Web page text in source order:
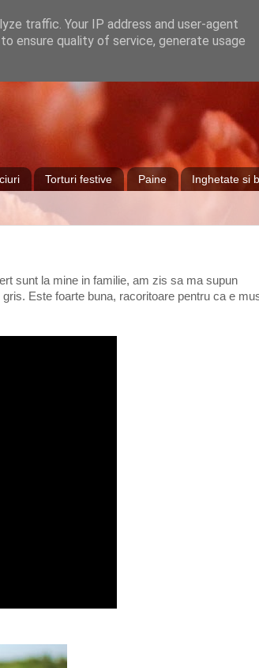
Torturi festive Paine Inghetate si
sunt la mine in familie, am zis sa ma supun
Este foarte buna, racoritoare pentru ca e
traffic. Your IP address and user-agent
ensure quality of service, generate usage